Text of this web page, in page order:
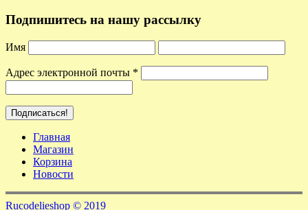
Подпишитесь на нашу рассылку
Имя
Адрес электронной почты *
Главная
Магазин
Корзина
Новости
Rucodelieshop © 2019